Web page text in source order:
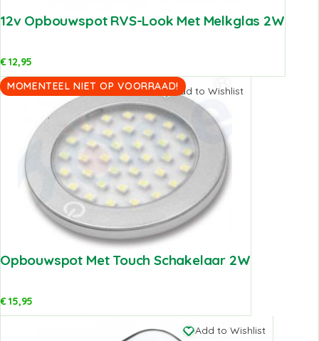
12v Opbouwspot RVS-Look Met Melkglas 2W
€12,95
MOMENTEEL NIET OP VOORRAAD!Add to Wishlist
Opbouwspot Met Touch Schakelaar 2W
€15,95
Add to Wishlist